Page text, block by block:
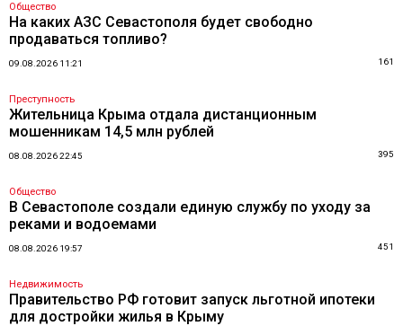
Общество
На каких АЗС Севастополя будет свободно
продаваться топливо?
09.08.2026 11:21 161
Преступность
Жительница Крыма отдала дистанционным
мошенникам 14,5 млн рублей
08.08.2026 22:45 395
Общество
В Севастополе создали единую службу по уходу за
реками и водоемами
08.08.2026 19:57 451
Недвижимость
Правительство РФ готовит запуск льготной ипотеки
для достройки жилья в Крыму